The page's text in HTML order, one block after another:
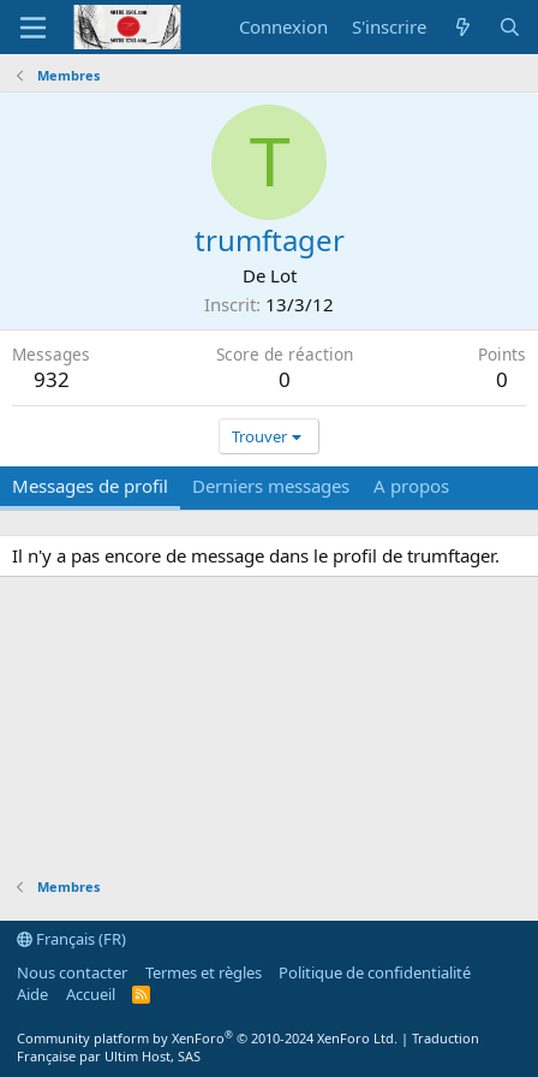
Connexion S'inscrire
Membres
T
trumftager
De Lot
Inscrit 13/3/12
Messages
932
Score de réaction
0
Points
0
Trouver
Messages de profil Derniers messages A propos
Il n'y a pas encore de message dans le profil de trumftager.
Membres
Français (FR)
Nous contacter
Termes et règles
Politique de confidentialité
Aide
Accueil
R
Community platform by XenForo® © 2010-2024 XenForo Ltd. | Traduction
Française par Ultim Host, SAS